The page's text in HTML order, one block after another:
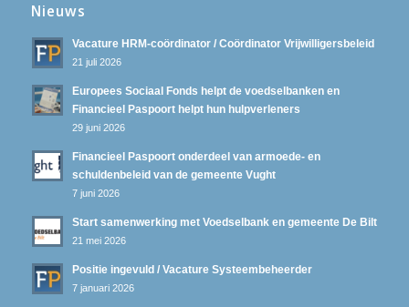
Nieuws
Vacature HRM-coördinator / Coördinator Vrijwilligersbeleid
21 juli 2026
Europees Sociaal Fonds helpt de voedselbanken en
Financieel Paspoort helpt hun hulpverleners
29 juni 2026
Financieel Paspoort onderdeel van armoede- en
schuldenbeleid van de gemeente Vught
7 juni 2026
Start samenwerking met Voedselbank en gemeente De Bilt
21 mei 2026
Positie ingevuld / Vacature Systeembeheerder
7 januari 2026